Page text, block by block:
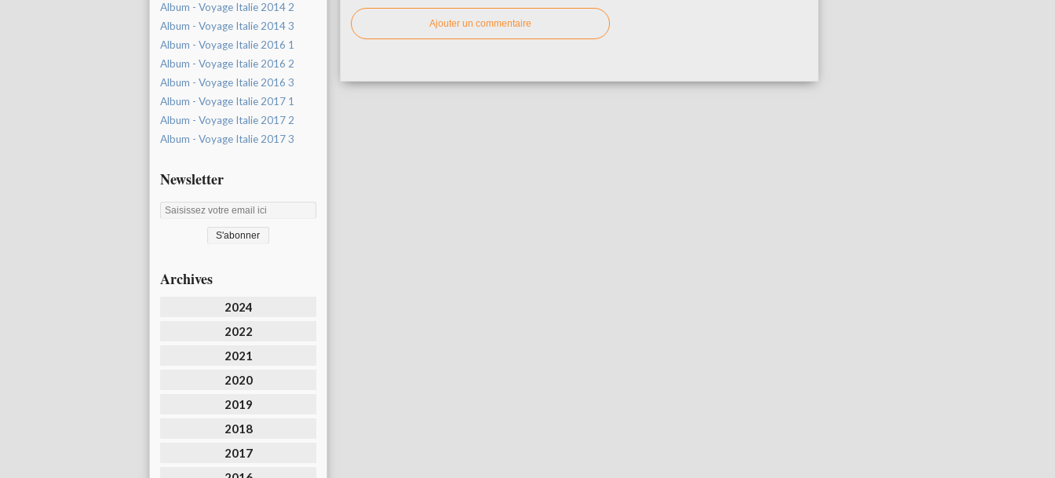
Album - Voyage Italie 2014 2
Album - Voyage Italie 2014 3
Album - Voyage Italie 2016 1
Album - Voyage Italie 2016 2
Album - Voyage Italie 2016 3
Album - Voyage Italie 2017 1
Album - Voyage Italie 2017 2
Album - Voyage Italie 2017 3
Newsletter
Archives
2024
2022
2021
2020
2019
2018
2017
Ajouter un commentaire